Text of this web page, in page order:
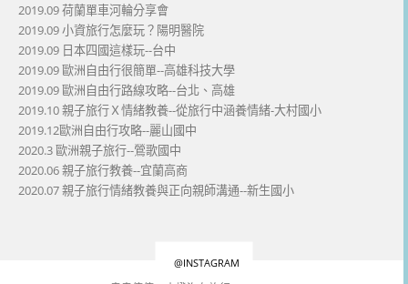
2019.09 荷蘭單車河輪分享會
2019.09 小資旅行怎麼玩？陽明醫院
2019.09 日本四國這樣玩--台中
2019.09 歐洲自由行很簡單--高雄科技大學
2019.09 歐洲自由行路線攻略--台北、高雄
2019.10 親子旅行Ｘ情緒教養--從旅行中涵養情緒-大村國小
2019.12歐洲自由行攻略--麗山國中
2020.3 歐洲親子旅行--鶯歌國中
2020.06 親子旅行教養--宜蘭高商
2020.07 親子旅行情緒教養與正向親師溝通--新生國小
@INSTAGRAM